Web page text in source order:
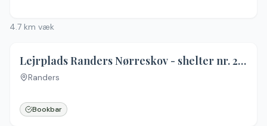
4.7 km væk
Lejrplads Randers Nørreskov - shelter nr. 2 (ikke bookbar)
Randers
Bookbar